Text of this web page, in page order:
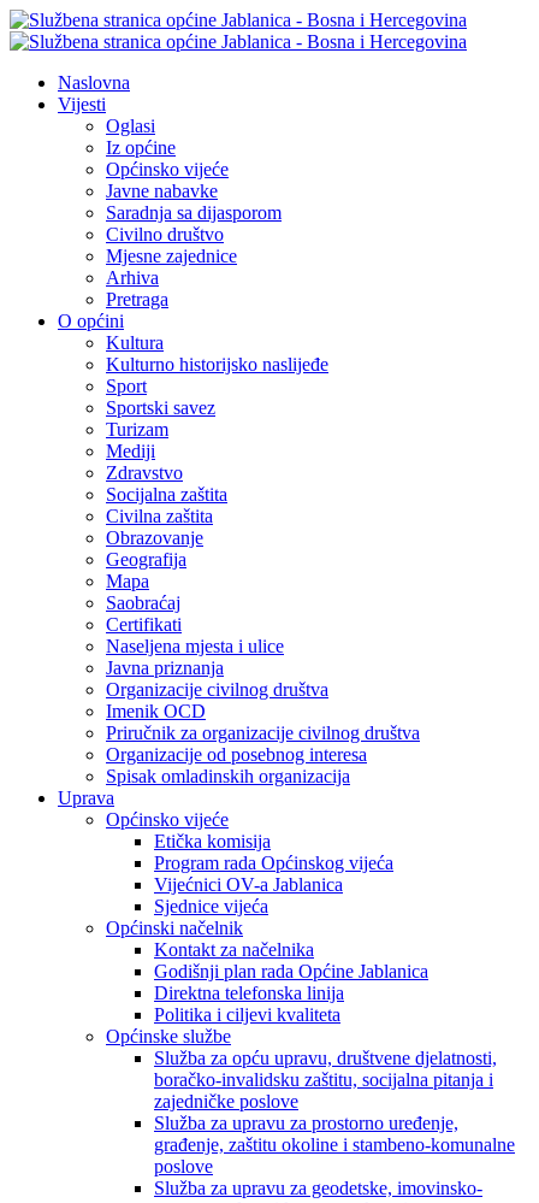
Naslovna
Vijesti
Oglasi
Iz općine
Općinsko vijeće
Javne nabavke
Saradnja sa dijasporom
Civilno društvo
Mjesne zajednice
Arhiva
Pretraga
O općini
Kultura
Kulturno historijsko naslijeđe
Sport
Sportski savez
Turizam
Mediji
Zdravstvo
Socijalna zaštita
Civilna zaštita
Obrazovanje
Geografija
Mapa
Saobraćaj
Certifikati
Naseljena mjesta i ulice
Javna priznanja
Organizacije civilnog društva
Imenik OCD
Priručnik za organizacije civilnog društva
Organizacije od posebnog interesa
Spisak omladinskih organizacija
Uprava
Općinsko vijeće
Etička komisija
Program rada Općinskog vijeća
Vijećnici OV-a Jablanica
Sjednice vijeća
Općinski načelnik
Kontakt za načelnika
Godišnji plan rada Općine Jablanica
Direktna telefonska linija
Politika i ciljevi kvaliteta
Općinske službe
Služba za opću upravu, društvene djelatnosti,
boračko-invalidsku zaštitu, socijalna pitanja i
zajedničke poslove
Služba za upravu za prostorno uređenje,
građenje, zaštitu okoline i stambeno-komunalne
poslove
Služba za upravu za geodetske, imovinsko-